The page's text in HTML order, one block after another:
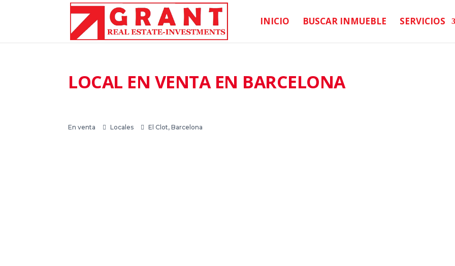
INICIO BUSCAR INMUEBLE SERVICIOS
LOCAL EN VENTA EN BARCELONA
En venta Locales El Clot, Barcelona